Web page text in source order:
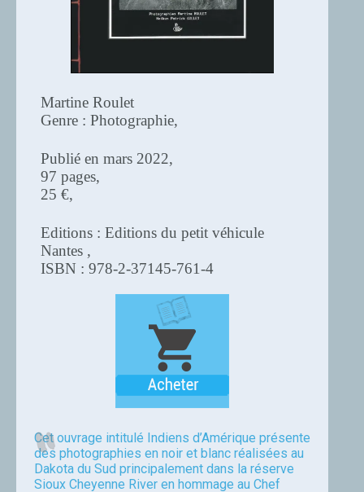
Martine Roulet
Genre : Photographie,
Publié en mars 2022,
97 pages,
25 €,
Editions : Editions du petit véhicule
Nantes ,
ISBN : 978-2-37145-761-4
Cet ouvrage intitulé Indiens d’Amérique présente
des photographies en noir et blanc réalisées au
Dakota du Sud principalement dans la réserve
Sioux Cheyenne River en hommage au Chef